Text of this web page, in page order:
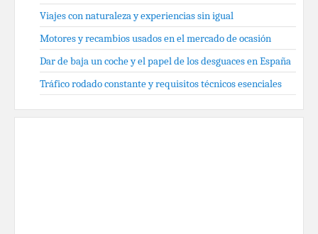
Viajes con naturaleza y experiencias sin igual
Motores y recambios usados en el mercado de ocasión
Dar de baja un coche y el papel de los desguaces en España
Tráfico rodado constante y requisitos técnicos esenciales